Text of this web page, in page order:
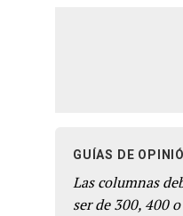
GUÍAS DE
Las columnas
ser de 300, 400